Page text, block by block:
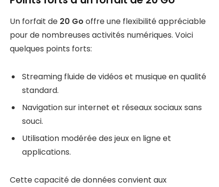
Un forfait de 20 Go offre une flexibilité appréciable
pour de nombreuses activités numériques. Voici
quelques points forts:
Streaming fluide de vidéos et musique en qualité
standard.
Navigation sur internet et réseaux sociaux sans
souci.
Utilisation modérée des jeux en ligne et
applications.
Cette capacité de données convient aux